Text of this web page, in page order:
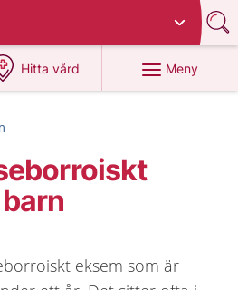
Hitta vård
på 1177.se
Meny
eksem som är